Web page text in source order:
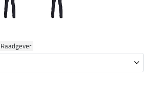
Raadgever